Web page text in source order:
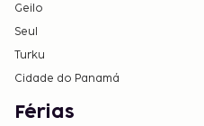
Geilo
Seul
Turku
Cidade do Panamá
Férias